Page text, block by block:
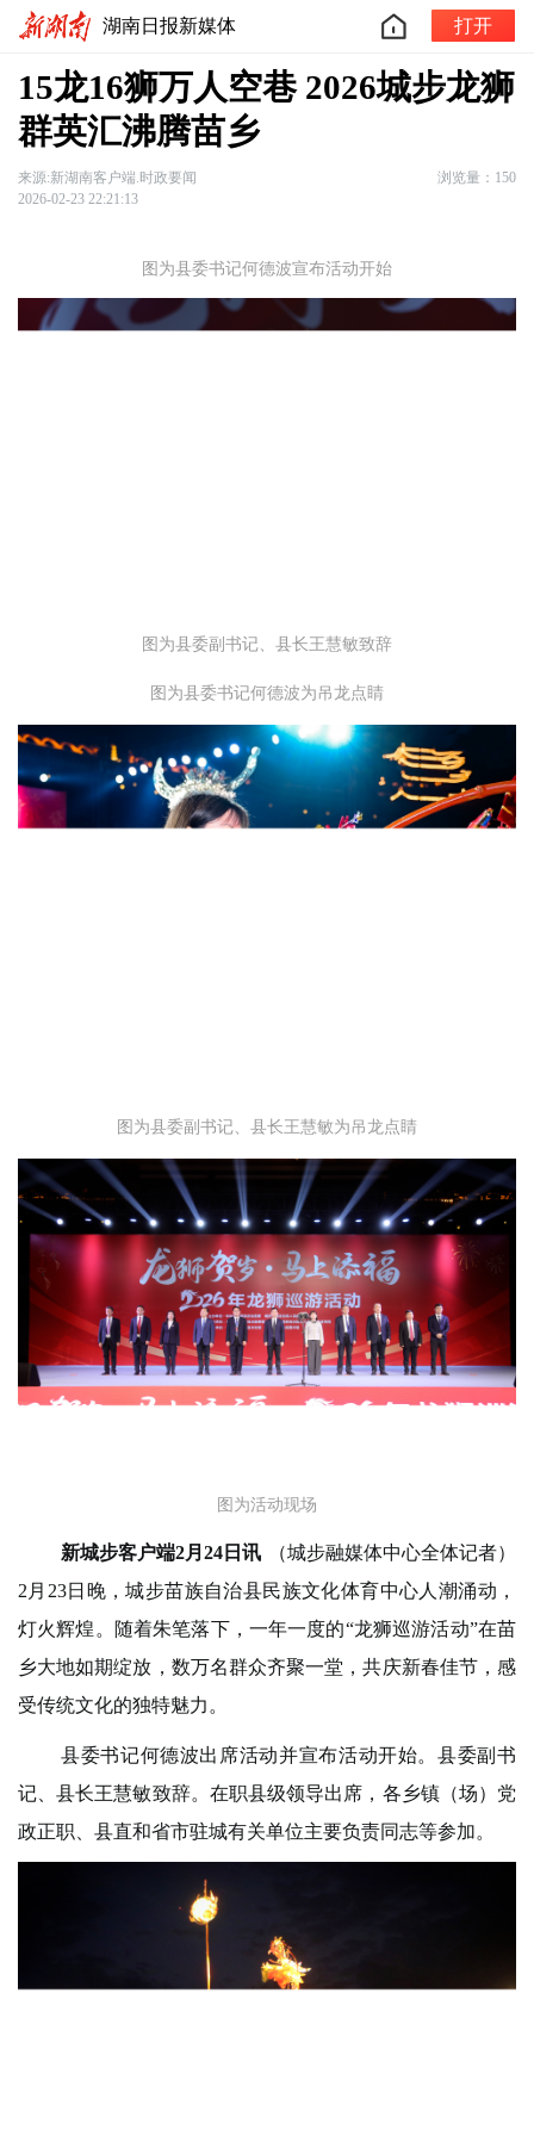
湖南日报新媒体 打开
15龙16狮万人空巷 2026城步龙狮
群英汇沸腾苗乡
来源:新湖南客户端.时政要闻
浏览量：150
2026-02-23 22:21:13
图为县委书记何德波宣布活动开始
图为县委副书记、县长王慧敏致辞
图为县委书记何德波为吊龙点睛
图为县委副书记、县长王慧敏为吊龙点睛
图为活动现场
新城步客户端2月24日讯
（城步融媒体中心全体记者）
2月23日晚，城步苗族自治县民族文化体育中心人潮涌动，
灯火辉煌。随着朱笔落下，一年一度的“龙狮巡游活动”在苗
乡大地如期绽放，数万名群众齐聚一堂，共庆新春佳节，感
受传统文化的独特魅力。
县委书记何德波出席活动并宣布活动开始。县委副书
记、县长王慧敏致辞。在职县级领导出席，各乡镇（场）党
政正职、县直和省市驻城有关单位主要负责同志等参加。